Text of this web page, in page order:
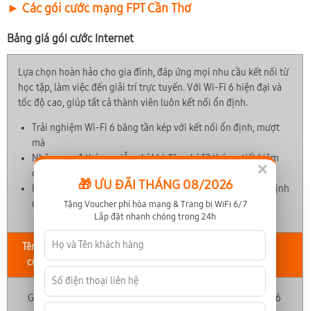
► Các gói cước mạng FPT Cần Thơ
Bảng giá gói cước Internet
Lựa chọn hoàn hảo cho gia đình, đáp ứng mọi nhu cầu kết nối từ
học tập, làm việc đến giải trí trực tuyến. Với Wi-Fi 6 hiện đại và
tốc độ cao, giúp tất cả thành viên luôn kết nối ổn định.
Trải nghiệm Wi-Fi 6 băng tần kép với kết nối ổn định, mượt
mà
Nhận ngay 1 tháng miễn phí khi đăng ký 12 tháng, tiết kiệm
chi phí tối đa
Hỗ trợ kỹ thuật 24/7 luôn sẵn sàng, đảm bảo Internet ổn định
mọi lúc, mọi nơi
Tên gói
cước
Tốc độ Down-
Up
chỉ từ (*)
Thiết bị
Giga
(Mbps)
195,000 Modem Wifi 6
×
🎁 ƯU ĐÃI THÁNG 08/2026
Tặng Voucher phí hòa mạng & Trang bị WiFi 6/7
Lắp đặt nhanh chóng trong 24h